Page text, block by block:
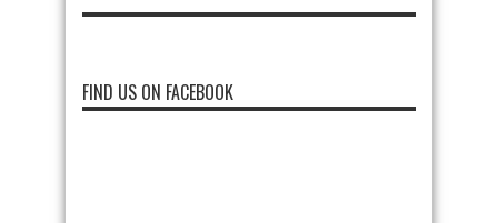
FIND US ON FACEBOOK